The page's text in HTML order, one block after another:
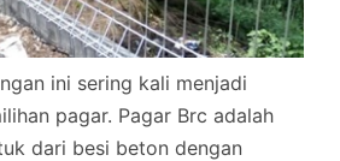
ini sering kali menjadi
pagar. Pagar Brc adalah
dari besi beton dengan